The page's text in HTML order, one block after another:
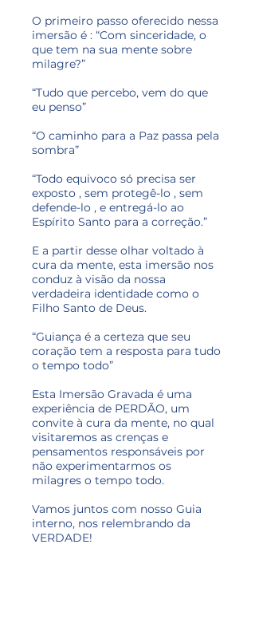
O primeiro passo oferecido nessa
imersão é : “Com sinceridade, o
que tem na sua mente sobre
milagre?”
“Tudo que percebo, vem do que
eu penso”
“O caminho para a Paz passa pela
sombra”
“Todo equivoco só precisa ser
exposto , sem protegê-lo , sem
defende-lo , e entregá-lo ao
Espírito Santo para a correção.”
E a partir desse olhar voltado à
cura da mente, esta imersão nos
conduz à visão da nossa
verdadeira identidade como o
Filho Santo de Deus.
“Guiança é a certeza que seu
coração tem a resposta para tudo
o tempo todo”
Esta Imersão Gravada é uma
experiência de PERDÃO, um
convite à cura da mente, no qual
visitaremos as crenças e
pensamentos responsáveis por
não experimentarmos os
milagres o tempo todo.
Vamos juntos com nosso Guia
interno, nos relembrando da
VERDADE!